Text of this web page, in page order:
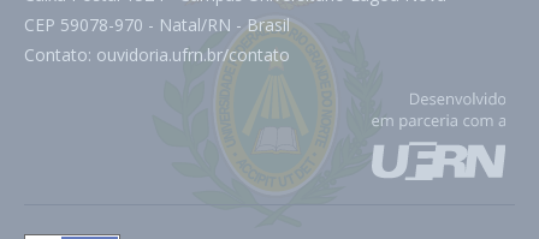
CEP 59078-970 - Natal/RN - Brasil
Contato: ouvidoria.ufrn.br/contato